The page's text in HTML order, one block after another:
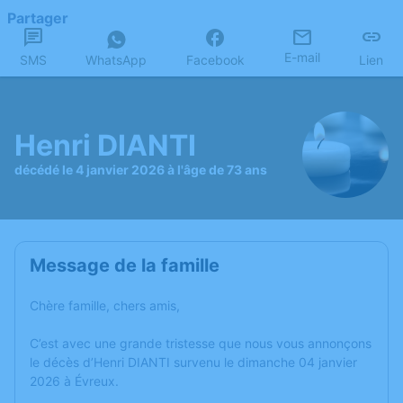
Partager
SMS WhatsApp Facebook E-mail Lien
Henri DIANTI
décédé le 4 janvier 2026 à l'âge de 73 ans
Message de la famille
Chère famille, chers amis,
C’est avec une grande tristesse que nous vous annonçons
le décès d’Henri DIANTI survenu le dimanche 04 janvier
2026 à Évreux.